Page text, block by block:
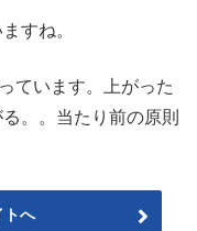
すね。
ています。上がった
。。当たり前の原則
トへ